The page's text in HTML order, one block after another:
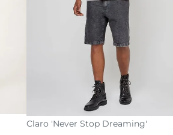
M G
adicionar a sacola
Camiseta Masculina Oversized Rosa
Claro 'Never Stop Dreaming'